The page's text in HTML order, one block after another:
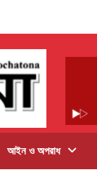
আইন ও অপরাধ